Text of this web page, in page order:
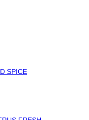
SPICE